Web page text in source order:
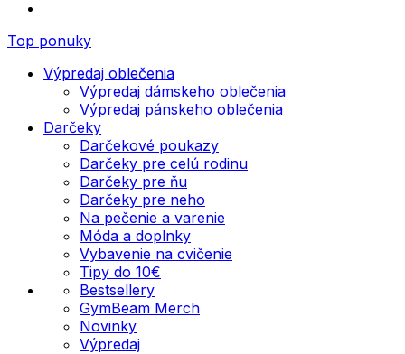
Top ponuky
Výpredaj oblečenia
Výpredaj dámskeho oblečenia
Výpredaj pánskeho oblečenia
Darčeky
Darčekové poukazy
Darčeky pre celú rodinu
Darčeky pre ňu
Darčeky pre neho
Na pečenie a varenie
Móda a doplnky
Vybavenie na cvičenie
Tipy do 10€
Bestsellery
GymBeam Merch
Novinky
Výpredaj